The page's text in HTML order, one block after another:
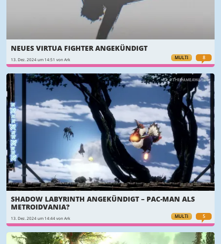
MULTI 8
NEUES VIRTUA FIGHTER ANGEKÜNDIGT
13. Dez. 2024 um 14:51 von Ark
MULTI 5
SHADOW LABYRINTH ANGEKÜNDIGT – PAC-MAN ALS
METROIDVANIA?
13. Dez. 2024 um 14:44 von Ark